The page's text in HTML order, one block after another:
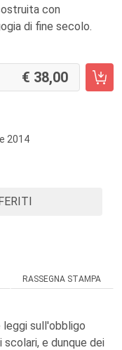
con
di fine secolo.
38,00
2014
RASSEGNA STAMPA
leggi sull'obbligo
e dunque dei